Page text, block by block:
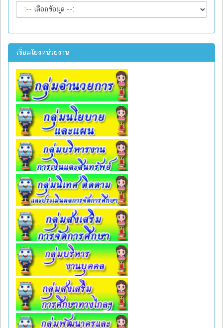
เชื่อมโยงหน่วยงาน